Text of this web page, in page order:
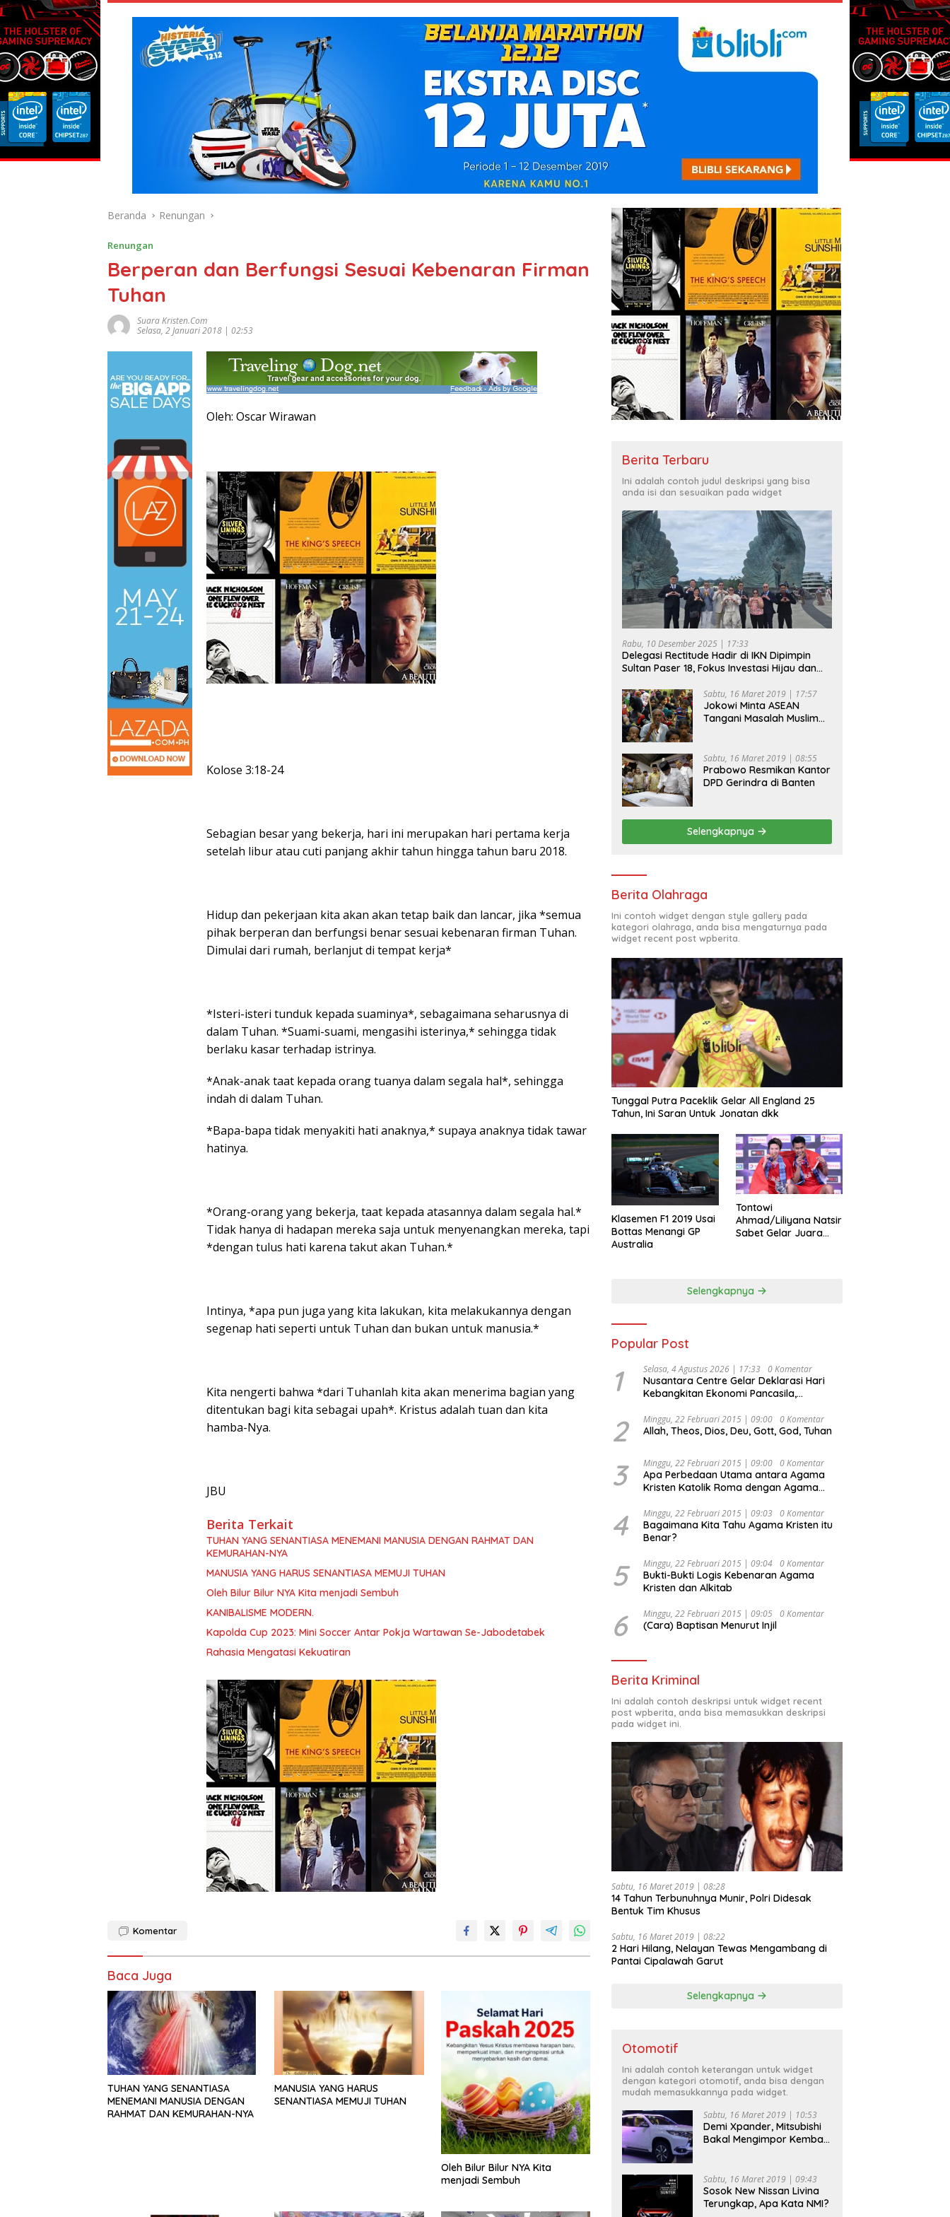
Beranda Renungan
Renungan
Berperan dan Berfungsi Sesuai Kebenaran Firman
Tuhan
Suara Kristen.com
Selasa, 2 Januari 2018 | 02:53
Oleh: Oscar Wirawan
Kolose 3:18-24
Sebagian besar yang bekerja, hari ini merupakan hari pertama kerja
setelah libur atau cuti panjang akhir tahun hingga tahun baru 2018.
Hidup dan pekerjaan kita akan akan tetap baik dan lancar, jika *semua
pihak berperan dan berfungsi benar sesuai kebenaran firman Tuhan.
Dimulai dari rumah, berlanjut di tempat kerja*
*Isteri-isteri tunduk kepada suaminya*, sebagaimana seharusnya di
dalam Tuhan. *Suami-suami, mengasihi isterinya,* sehingga tidak
berlaku kasar terhadap istrinya.
*Anak-anak taat kepada orang tuanya dalam segala hal*, sehingga
indah di dalam Tuhan.
*Bapa-bapa tidak menyakiti hati anaknya,* supaya anaknya tidak tawar
hatinya.
*Orang-orang yang bekerja, taat kepada atasannya dalam segala hal.*
Tidak hanya di hadapan mereka saja untuk menyenangkan mereka, tapi
*dengan tulus hati karena takut akan Tuhan.*
Intinya, *apa pun juga yang kita lakukan, kita melakukannya dengan
segenap hati seperti untuk Tuhan dan bukan untuk manusia.*
Kita nengerti bahwa *dari Tuhanlah kita akan menerima bagian yang
ditentukan bagi kita sebagai upah*. Kristus adalah tuan dan kita
hamba-Nya.
JBU
Berita Terkait
TUHAN YANG SENANTIASA MENEMANI MANUSIA DENGAN RAHMAT DAN
KEMURAHAN-NYA
MANUSIA YANG HARUS SENANTIASA MEMUJI TUHAN
Oleh Bilur Bilur NYA Kita menjadi Sembuh
KANIBALISME MODERN.
Kapolda Cup 2023: Mini Soccer Antar Pokja Wartawan Se-Jabodetabek
Rahasia Mengatasi Kekuatiran
Komentar
Baca Juga
TUHAN YANG SENANTIASA
MENEMANI MANUSIA DENGAN
RAHMAT DAN KEMURAHAN-NYA
MANUSIA YANG HARUS
SENANTIASA MEMUJI TUHAN
Oleh Bilur Bilur NYA Kita
menjadi Sembuh
Berita Terbaru
Ini adalah contoh judul deskripsi yang bisa
anda isi dan sesuaikan pada widget
Rabu, 10 Desember 2025 | 17:33
Delegasi Rectitude Hadir di IKN Dipimpin
Sultan Paser 18, Fokus Investasi Hijau dan
Sabtu, 16 Maret 2019 | 17:57
Jokowi Minta ASEAN
Tangani Masalah Muslim
Sabtu, 16 Maret 2019 | 08:55
Prabowo Resmikan Kantor
DPD Gerindra di Banten
Selengkapnya
Berita Olahraga
Ini contoh widget dengan style gallery pada
kategori olahraga, anda bisa mengaturnya pada
widget recent post wpberita.
Tunggal Putra Paceklik Gelar All England 25
Tahun, Ini Saran Untuk Jonatan dkk
Klasemen F1 2019 Usai
Bottas Menangi GP
Australia
Tontowi
Ahmad/Liliyana Natsir
Sabet Gelar Juara
Selengkapnya
Popular Post
1 Selasa, 4 Agustus 2026 | 17:33 0 Komentar
Nusantara Centre Gelar Deklarasi Hari
Kebangkitan Ekonomi Pancasila,
Djojohadikusumo Anti Penjajahan
(Pergolakan Ekonomi Politik Indonesia) &
Undang Perekonomian Nasional dan
Kesejahteraan Sosial dalam Menata
Bangsa Menuju Indonesia Emas 2045”,
2 Minggu, 22 Februari 2015 | 09:00 0 Komentar
Allah, Theos, Dios, Deu, Gott, God, Tuhan
3 Minggu, 22 Februari 2015 | 09:00 0 Komentar
Apa Perbedaan Utama antara Agama
Kristen Katolik Roma dengan Agama
4 Minggu, 22 Februari 2015 | 09:03 0 Komentar
Bagaimana Kita Tahu Agama Kristen itu
Benar?
5 Minggu, 22 Februari 2015 | 09:04 0 Komentar
Bukti-Bukti Logis Kebenaran Agama
Kristen dan Alkitab
6 Minggu, 22 Februari 2015 | 09:05 0 Komentar
(Cara) Baptisan Menurut Injil
Berita Kriminal
Ini adalah contoh deskripsi untuk widget recent
post wpberita, anda bisa memasukkan deskripsi
pada widget ini.
Sabtu, 16 Maret 2019 | 08:28
14 Tahun Terbunuhnya Munir, Polri Didesak
Bentuk Tim Khusus
Sabtu, 16 Maret 2019 | 08:22
2 Hari Hilang, Nelayan Tewas Mengambang di
Pantai Cipalawah Garut
Selengkapnya
Otomotif
Ini adalah contoh keterangan untuk widget
dengan kategori otomotif, anda bisa dengan
mudah memasukkannya pada widget.
Sabtu, 16 Maret 2019 | 10:53
Demi Xpander, Mitsubishi
Bakal Mengimpor Kembali
Sabtu, 16 Maret 2019 | 09:43
Sosok New Nissan Livina
Terungkap, Apa Kata NMI?